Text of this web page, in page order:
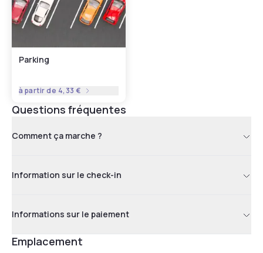
Parking
à partir de 4,33 €
Questions fréquentes
Comment ça marche ?
Information sur le check-in
Informations sur le paiement
Emplacement